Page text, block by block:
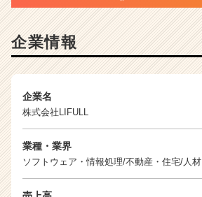
オンライン開催
受付中
受付中
企業情報
企業名
株式会社LIFULL
業種・業界
ソフトウェア・情報処理/不動産・住宅/人材